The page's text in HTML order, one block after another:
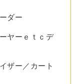
ダー
ヤーｅｔｃデ
ザー／カート